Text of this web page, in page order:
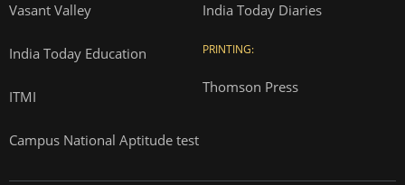
Vasant Valley
India Today Education
ITMI
Campus National Aptitude test
India Today Diaries
PRINTING:
Thomson Press